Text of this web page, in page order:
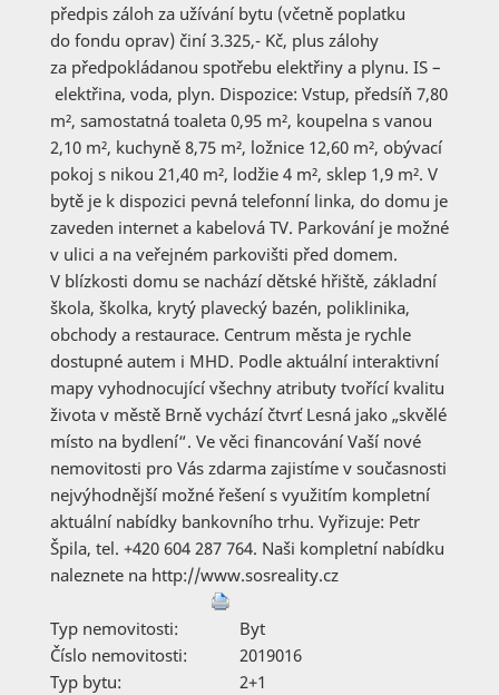
předpis záloh za užívání bytu (včetně poplatku
do fondu oprav) činí 3.325,- Kč, plus zálohy
za předpokládanou spotřebu elektřiny a plynu. IS –
elektřina, voda, plyn. Dispozice: Vstup, předsíň 7,80
m², samostatná toaleta 0,95 m², koupelna s vanou
2,10 m², kuchyně 8,75 m², ložnice 12,60 m², obývací
pokoj s nikou 21,40 m², lodžie 4 m², sklep 1,9 m². V
bytě je k dispozici pevná telefonní linka, do domu je
zaveden internet a kabelová TV. Parkování je možné
v ulici a na veřejném parkovišti před domem.
V blízkosti domu se nachází dětské hřiště, základní
škola, školka, krytý plavecký bazén, poliklinika,
obchody a restaurace. Centrum města je rychle
dostupné autem i MHD. Podle aktuální interaktivní
mapy vyhodnocující všechny atributy tvořící kvalitu
života v městě Brně vychází čtvrť Lesná jako „skvělé
místo na bydlení“. Ve věci financování Vaší nové
nemovitosti pro Vás zdarma zajistíme v současnosti
nejvýhodnější možné řešení s využitím kompletní
aktuální nabídky bankovního trhu. Vyřizuje: Petr
Špila, tel. +420 604 287 764. Naši kompletní nabídku
naleznete na http://www.sosreality.cz
Typ nemovitosti:
Byt
Číslo nemovitosti:
2019016
Typ bytu:
2+1